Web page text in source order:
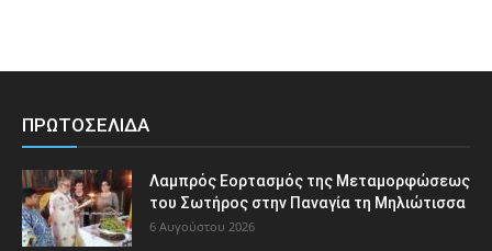
ΠΡΩΤΟΣΕΛΙΔΑ
Λαμπρός Εορτασμός της Μεταμορφώσεως
του Σωτήρος στην Παναγία τη Μηλιώτισσα
6 Αυγούστου 2026